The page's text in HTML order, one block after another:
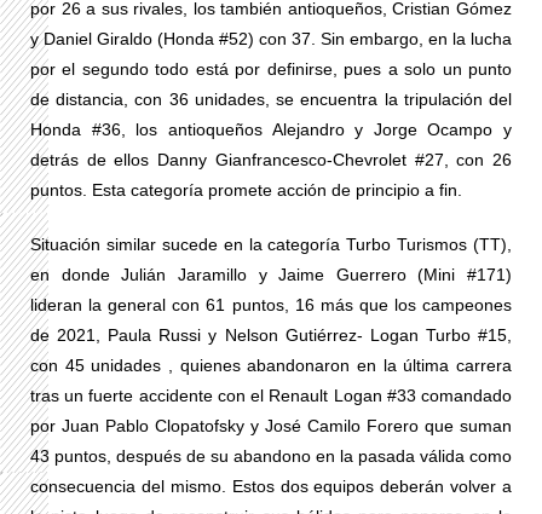
por 26 a sus rivales, los también antioqueños, Cristian Gómez
y Daniel Giraldo (Honda #52) con 37. Sin embargo, en la lucha
por el segundo todo está por definirse, pues a solo un punto
de distancia, con 36 unidades, se encuentra la tripulación del
Honda #36, los antioqueños Alejandro y Jorge Ocampo y
detrás de ellos Danny Gianfrancesco-Chevrolet #27,
con 26
puntos. Esta categoría promete acción de principio a fin.
Situación similar sucede en la categoría Turbo Turismos (TT),
en donde Julián Jaramillo y Jaime Guerrero (Mini #171)
lideran la general con 61 puntos, 16 más que los campeones
de 2021, Paula Russi y Nelson Gutiérrez- Logan Turbo #15,
con 45 unidades , quienes abandonaron en la última carrera
tras un fuerte accidente con el Renault Logan #33 comandado
por Juan Pablo Clopatofsky y José Camilo Forero que suman
43 puntos, después de su abandono en la pasada válida como
consecuencia del mismo. Estos dos equipos deberán volver a